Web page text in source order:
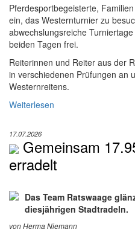
Pferdesportbegeisterte,
ein, das Westernturnier zu
abwechslungsreiche
beiden Tagen frei.
Reiterinnen und Reiter aus der
in verschiedenen Prüfungen an
Westernreitens.
Weiterlesen
17.07.2026
Gemeinsam
erradelt
Das Team Ratswaage
diesjährigen Stadtradeln.
von Herma Niemann